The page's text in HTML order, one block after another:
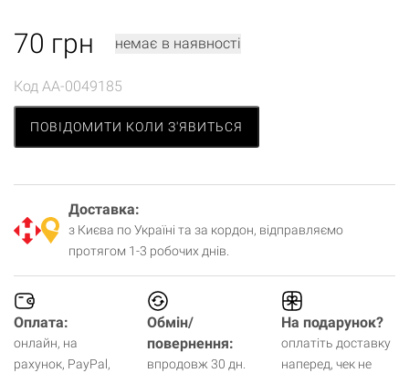
70 грн немає в наявності
Код AA-0049185
ПОВІДОМИТИ КОЛИ З'ЯВИТЬСЯ
Доставка:
з Києва по Україні та за кордон, відправляємо
протягом 1-3 робочих днів.
Оплата:
онлайн, на
рахунок, PayPal,
Обмін/
повернення:
впродовж 30 дн.
На подарунок?
оплатіть доставку
наперед, чек не